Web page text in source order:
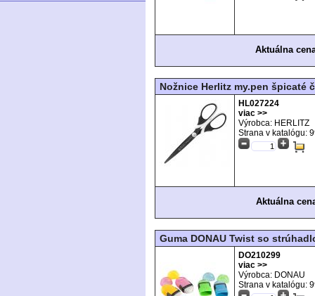
Aktuálna
Nožnice Herlitz my.pen špicaté
HL027224
viac >>
Výrobca: HERLITZ
Strana v katalógu:
Aktuálna
Guma DONAU Twist so
DO210299
viac >>
Výrobca: DONAU
Strana v katalógu: